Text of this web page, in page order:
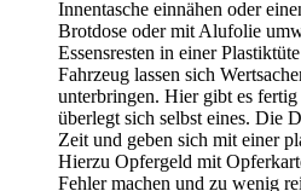
Innentasche einnähen oder
Brotdose oder mit Alufolie
Essensresten in einer
Fahrzeug lassen sich
unterbringen. Hier gibt es fertig
überlegt sich selbst eines. Die
Zeit und geben sich mit einer
Hierzu Opfergeld mit
Fehler machen und zu wenig